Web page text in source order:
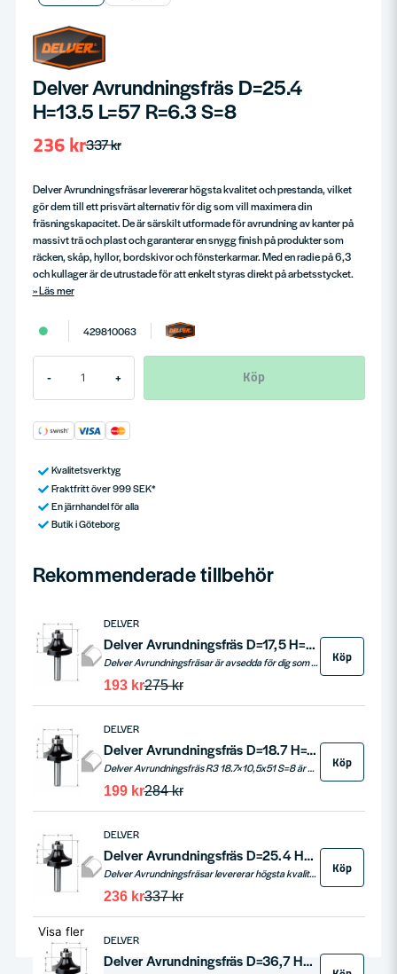
Delver Avrundningsfräs D=25.4
H=13.5 L=57 R=6.3 S=8
337 kr
236 kr
Delver Avrundningsfräsar levererar högsta kvalitet och prestanda, vilket
gör dem till ett prisvärt alternativ för dig som vill maximera din
fräsningskapacitet. De är särskilt utformade för avrundning av kanter på
massivt trä och plast och garanterar en snygg finish på produkter som
räcken, skåp, hyllor, bordskivor och fönsterkarmar. Med en radie på 6,3
och kullager är de utrustade för att enkelt styras direkt på arbetsstycket.
Läs mer
429810063
- + Köp
Kvalitetsverktyg
Fraktfritt över 999 SEK*
En järnhandel för alla
Butik i Göteborg
Rekommenderade tillbehör
DELVER
Delver Avrundningsfräs D=17,5 H=8 L=50 R=2,4 S=8
Delver Avrundningsfräsar är avsedda för dig som söker kvalitet och prestanda till ett rimligt pris. Dessa frässtål är specialdesignade för avrundning av kanter på massiva trä- och plastmaterial, vilket ger dig en polerad finish på dina möbler, inredningar och andra projekt.
275 kr
193 kr
Köp
DELVER
Delver Avrundningsfräs D=18.7 H=10,5 L=51 R=3 S=8
Delver Avrundningsfräs R3 18.7×10,5x51 S=8 är en högkvalitativ avrundningsfräs för massiva trä- och plastkanter. Perfekt för avrundning av räcken, skåp, hyllor och mer.
284 kr
199 kr
Köp
DELVER
Delver Avrundningsfräs D=25.4 H=13.5 L=57 R=6.3 S=8
Delver Avrundningsfräsar levererar högsta kvalitet och prestanda, vilket gör dem till ett prisvärt alternativ för dig som vill maximera din fräsningskapacitet. De är särskilt utformade för avrundning av kanter på massivt trä och plast och garanterar en snygg finish på produkter som räcken, skåp, hyllor, bordskivor och fönsterkarmar. Med en radie på 6,3 och kullager är de utrustade för att enkelt styras direkt på arbetsstycket.
337 kr
236 kr
Köp
DELVER
Delver Avrundningsfräs D=36,7 H=16,7 L=61 R=12 S=8
Visa fler